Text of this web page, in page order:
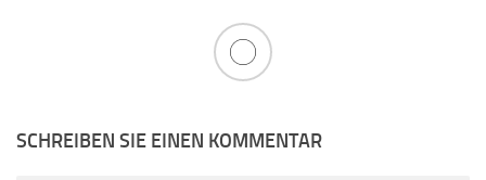
SCHREIBEN SIE EINEN KOMMENTAR